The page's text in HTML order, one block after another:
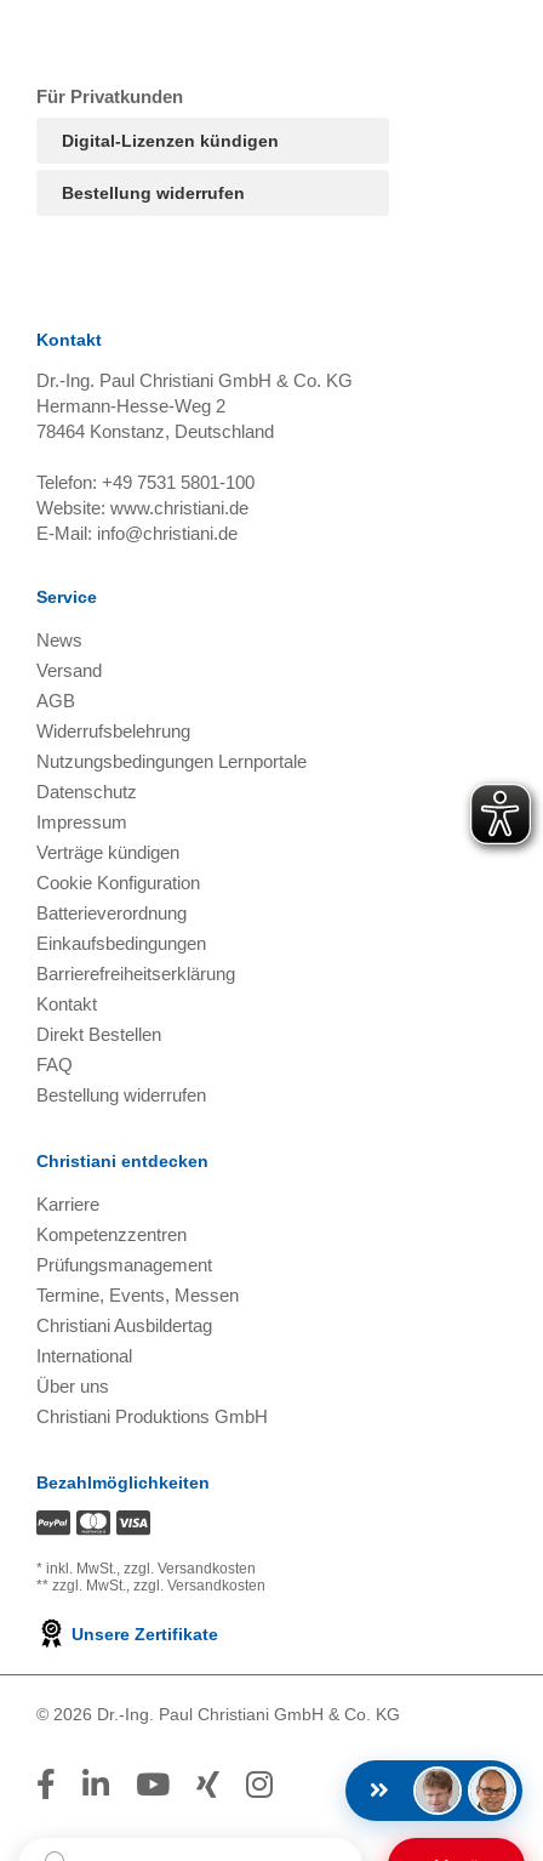
Für Privatkunden
Digital-Lizenzen kündigen
Bestellung widerrufen
Kontakt
Dr.-Ing. Paul Christiani GmbH & Co. KG
Hermann-Hesse-Weg 2
78464 Konstanz, Deutschland
Telefon: +49 7531 5801-100
Website: www.christiani.de
E-Mail: info@christiani.de
Service
News
Versand
AGB
Widerrufsbelehrung
Nutzungsbedingungen Lernportale
Datenschutz
Impressum
Verträge kündigen
Cookie Konfiguration
Batterieverordnung
Einkaufsbedingungen
Barrierefreiheitserklärung
Kontakt
Direkt Bestellen
FAQ
Bestellung widerrufen
Christiani entdecken
Karriere
Kompetenzzentren
Prüfungsmanagement
Termine, Events, Messen
Christiani Ausbildertag
International
Über uns
Christiani Produktions GmbH
Bezahlmöglichkeiten
* inkl. MwSt., zzgl. Versandkosten
** zzgl. MwSt., zzgl. Versandkosten
Unsere Zertifikate
© 2026 Dr.-Ing. Paul Christiani GmbH & Co. KG